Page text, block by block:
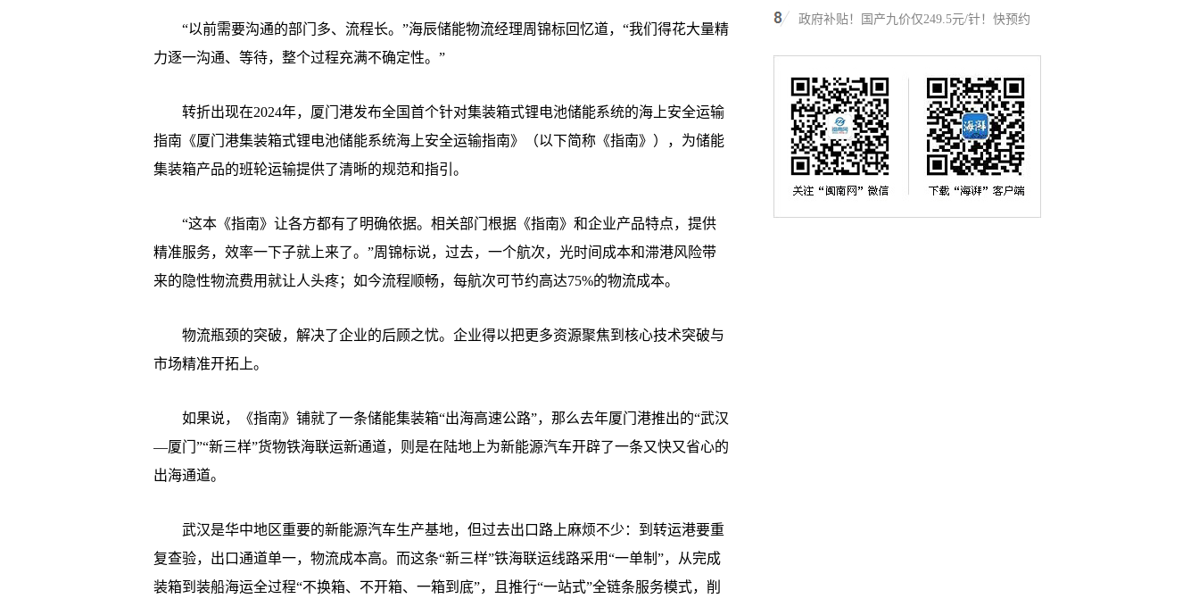
“以前需要沟通的部门多、流程长。”海辰储能物流经理周锦标回忆道，“我们得花大量精
力逐一沟通、等待，整个过程充满不确定性。”
转折出现在2024年，厦门港发布全国首个针对集装箱式锂电池储能系统的海上安全运输
指南《厦门港集装箱式锂电池储能系统海上安全运输指南》（以下简称《指南》），为储能
集装箱产品的班轮运输提供了清晰的规范和指引。
“这本《指南》让各方都有了明确依据。相关部门根据《指南》和企业产品特点，提供
精准服务，效率一下子就上来了。”周锦标说，过去，一个航次，光时间成本和滞港风险带
来的隐性物流费用就让人头疼；如今流程顺畅，每航次可节约高达75%的物流成本。
物流瓶颈的突破，解决了企业的后顾之忧。企业得以把更多资源聚焦到核心技术突破与
市场精准开拓上。
如果说，《指南》铺就了一条储能集装箱“出海高速公路”，那么去年厦门港推出的“武汉
—厦门”“新三样”货物铁海联运新通道，则是在陆地上为新能源汽车开辟了一条又快又省心的
出海通道。
武汉是华中地区重要的新能源汽车生产基地，但过去出口路上麻烦不少：到转运港要重
复查验，出口通道单一，物流成本高。而这条“新三样”铁海联运线路采用“一单制”，从完成
装箱到装船海运全过程“不换箱、不开箱、一箱到底”，且推行“一站式”全链条服务模式，削
政府补贴！国产九价仅249.5元/针！快预约